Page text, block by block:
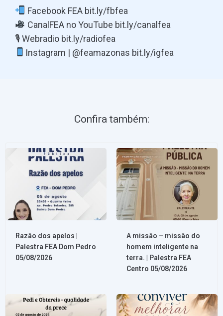
Facebook FEA bit.ly/fbfea
CanalFEA no YouTube bit.ly/canalfea
🎙 Webradio bit.ly/radiofea
Instagram | @feamazonas bit.ly/igfea
Confira também:
Razão dos apelos |
Palestra FEA Dom Pedro
05/08/2026
A missão – missão do
homem inteligente na
terra. | Palestra FEA
Centro 05/08/2026